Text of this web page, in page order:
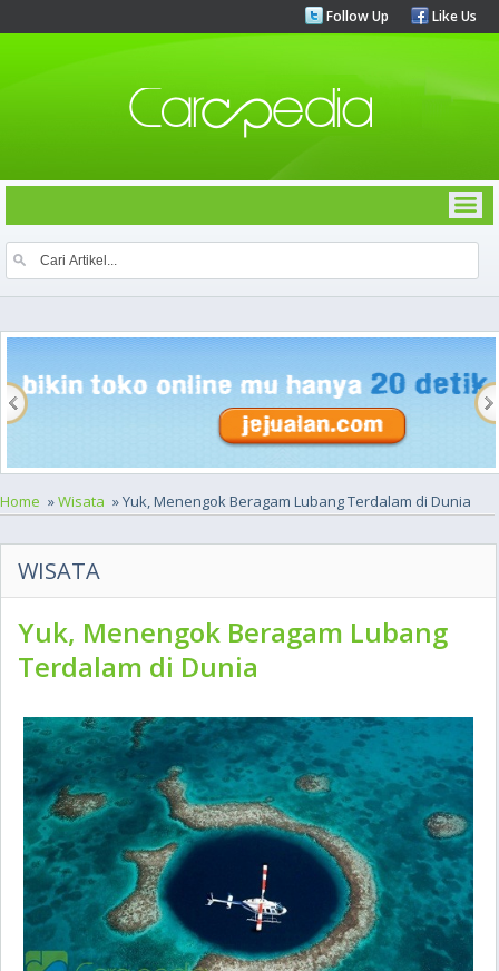
Follow Up Like Us
Home »Wisata » Yuk, Menengok Beragam Lubang Terdalam di Dunia
WISATA
Yuk, Menengok Beragam Lubang
Terdalam di Dunia